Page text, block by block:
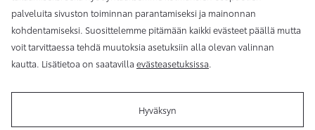
Toyota Helsinki
palveluita sivuston toiminnan parantamiseksi ja mainonnan
kohdentamiseksi. Suosittelemme pitämään kaikki evästeet päällä mutta
voit tarvittaessa tehdä muutoksia asetuksiin alla olevan valinnan
kautta. Lisätietoa on saatavilla evästeasetuksissa.
Hyväksyn